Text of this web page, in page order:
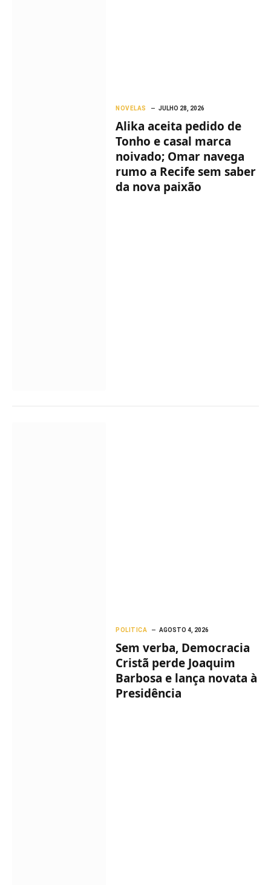
NOVELAS JULHO 28, 2026
Alika aceita pedido de
Tonho e casal marca
noivado; Omar navega
rumo a Recife sem saber
da nova paixão
POLITICA AGOSTO 4, 2026
Sem verba, Democracia
Cristã perde Joaquim
Barbosa e lança novata à
Presidência